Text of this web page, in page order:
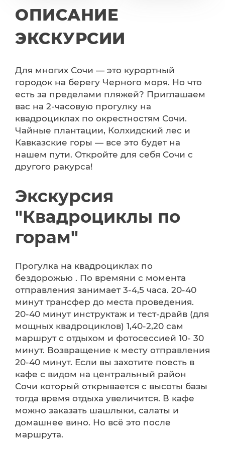
ОПИСАНИЕ
ЭКСКУРСИИ
Для многих Сочи — это курортный
городок на берегу Черного моря. Но что
есть за пределами пляжей? Приглашаем
вас на 2-часовую прогулку на
квадроциклах по окрестностям Сочи.
Чайные плантации, Колхидский лес и
Кавказские горы — все это будет на
нашем пути. Откройте для себя Сочи с
другого ракурса!
Экскурсия
"Квадроциклы по
горам"
Прогулка на квадроциклах по
бездорожью . По времяни с момента
отправления занимает 3-4,5 часа. 20-40
минут трансфер до места проведения.
20-40 минут инструктаж и тест-драйв (для
мощных квадроциклов) 1,40-2,20 сам
маршрут с отдыхом и фотосессией 10- 30
минут. Возвращение к месту отправления
20-40 минут. Если вы захотите поесть в
кафе с видом на центральный район
Сочи который открывается с высоты базы
тогда время отдыха увеличится. В кафе
можно заказать шашлыки, салаты и
домашнее вино. Но всё это после
маршрута.